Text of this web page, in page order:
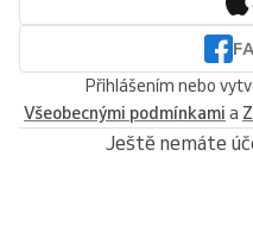
Přihlášením nebo
Všeobecnými podmínkami a
Ještě nemáte